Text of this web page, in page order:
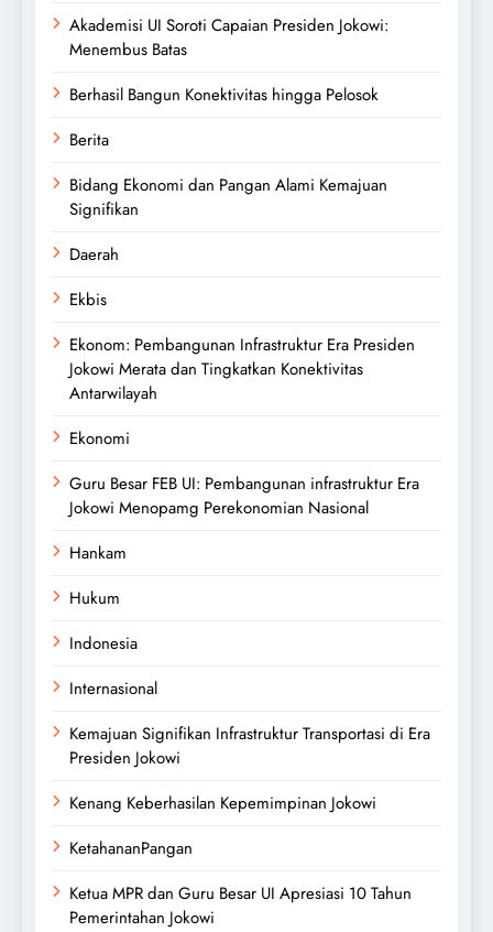
Akademisi UI Soroti Capaian Presiden Jokowi:
Menembus Batas
Berhasil Bangun Konektivitas hingga Pelosok
Berita
Bidang Ekonomi dan Pangan Alami Kemajuan
Signifikan
Daerah
Ekbis
Ekonom: Pembangunan Infrastruktur Era Presiden
Jokowi Merata dan Tingkatkan Konektivitas
Antarwilayah
Ekonomi
Guru Besar FEB UI: Pembangunan infrastruktur Era
Jokowi Menopamg Perekonomian Nasional
Hankam
Hukum
Indonesia
Internasional
Kemajuan Signifikan Infrastruktur Transportasi di Era
Presiden Jokowi
Kenang Keberhasilan Kepemimpinan Jokowi
KetahananPangan
Ketua MPR dan Guru Besar UI Apresiasi 10 Tahun
Pemerintahan Jokowi